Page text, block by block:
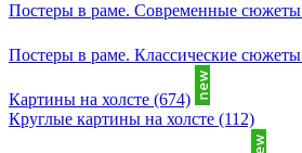
Постеры в раме. Современные сюжеты
Постеры в раме. Классические сюжеты
Картины на холсте (674)
Круглые картины на холсте (112)